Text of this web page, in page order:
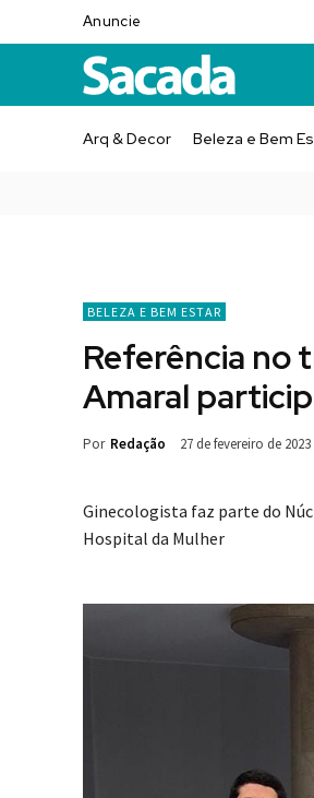
Anuncie
Arq & Decor Beleza e Bem
BELEZA E BEM ESTAR
Referência no
Amaral
Por Redação 27 de fevereiro de 2023
Ginecologista faz parte do
Hospital da Mulher